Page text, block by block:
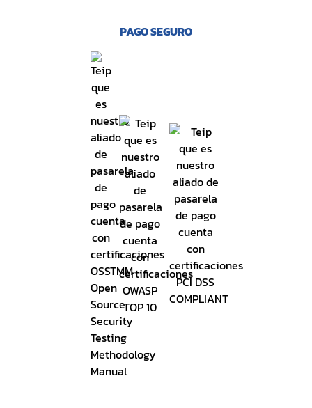
PAGO SEGURO